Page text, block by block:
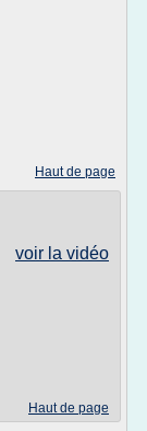
Haut de page
voir la vidéo
Haut de page